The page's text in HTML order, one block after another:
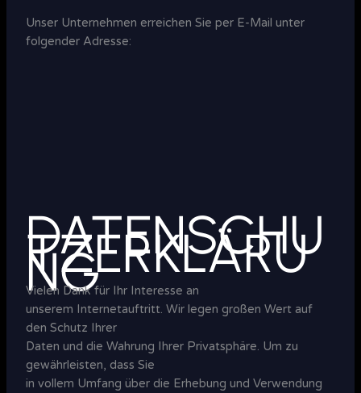
Unser Unternehmen erreichen Sie per E-Mail unter
folgender Adresse:
DATENSCHU
TZERKLÄRU
NG
Vielen Dank für Ihr Interesse an
unserem Internetauftritt. Wir legen großen Wert auf
den Schutz Ihrer
Daten und die Wahrung Ihrer Privatsphäre. Um zu
gewährleisten, dass Sie
in vollem Umfang über die Erhebung und Verwendung